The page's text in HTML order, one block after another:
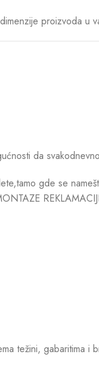
proizvoda u
da
gde se
težini, gabaritima i